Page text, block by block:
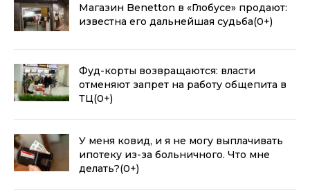
Магазин Benetton в «Глобусе» продают:
известна его дальнейшая судьба(0+)
Фуд-корты возвращаются: власти
отменяют запрет на работу общепита в
ТЦ(0+)
У меня ковид, и я не могу выплачивать
ипотеку из-за больничного. Что мне
делать?(0+)